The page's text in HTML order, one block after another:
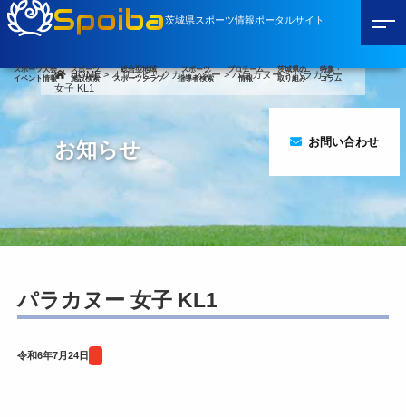
Spoiba茨城県スポーツ情報ポータルサイト
スポーツ大会
イベント情報
スポーツ
施設検索
総合型地域
スポーツクラブ
スポーツ
指導者検索
プロチーム
情報
茨城県の
取り組み
特集・
コラム
お問い合わせ
HOME>オリンピックカレンダー>パラカヌー>パラカヌー
女子 KL1
お知らせ
パラカヌー 女子 KL1
令和6年7月24日